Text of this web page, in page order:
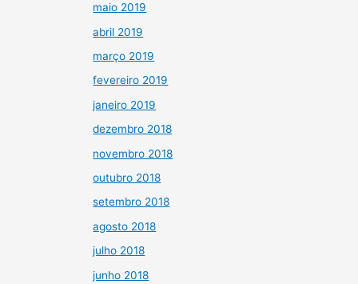
maio 2019
abril 2019
março 2019
fevereiro 2019
janeiro 2019
dezembro 2018
novembro 2018
outubro 2018
setembro 2018
agosto 2018
julho 2018
junho 2018